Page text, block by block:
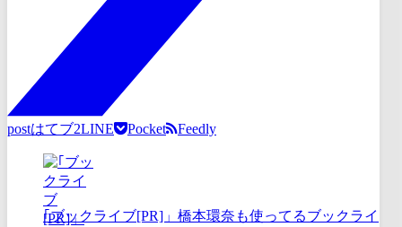
postはてブ2LINE Pocket Feedly
｢ブックライブ[PR]」橋本環奈も使ってるブックライ